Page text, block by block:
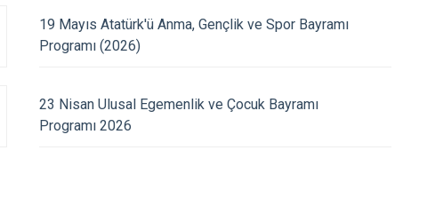
Cumhuriyet Bayramı Çelenk
Töreni
19 Eylül Gaziler
19 Mayıs Atatürk'ü Anma, Gençlik ve Spor Bayramı
Programı (2026)
23 Nisan Ulusal Egemenlik ve Çocuk Bayramı
Programı 2026